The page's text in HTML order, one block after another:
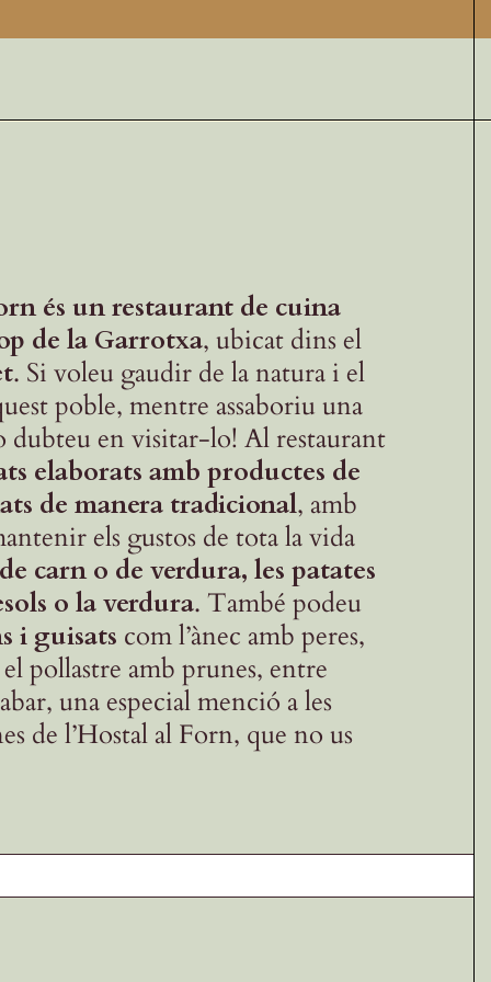
és un restaurant de cuina
de la Garrotxa, ubicat dins el
. Si voleu gaudir de la natura i el
poble, mentre assaboriu una
dubteu en visitar-lo! Al restaurant
elaborats amb productes de
de manera tradicional, amb
els gustos de tota la vida
carn o de verdura, les patates
o la verdura. També podeu
i guisats com l’ànec amb peres,
pollastre amb prunes, entre
una especial menció a les
de l’Hostal al Forn, que no us